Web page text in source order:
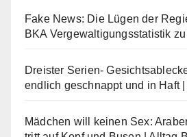
Fake News: Die Lügen der
BKA Vergewaltigungsstatistik
Dreister Serien-
endlich geschnappt und in Haft
Mädchen will keinen Sex: